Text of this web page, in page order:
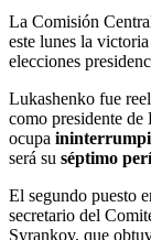
Compartir
La Comisión
este lunes la
elecciones
Lukashenko fue
como presidente
ocupa
será su séptimo
El segundo puesto
secretario del
Syrankov, que